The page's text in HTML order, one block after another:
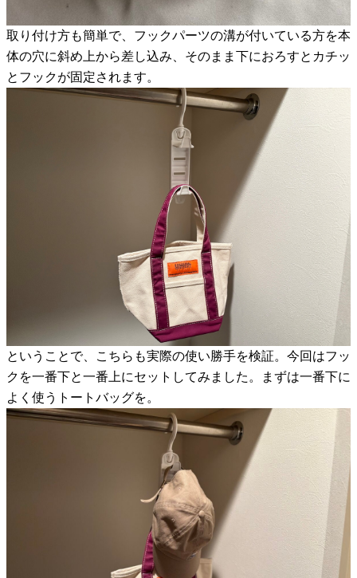
取り付け方も簡単で、フックパーツの溝が付いている方を本
体の穴に斜め上から差し込み、そのまま下におろすとカチッ
とフックが固定されます。
ということで、こちらも実際の使い勝手を検証。今回はフッ
クを一番下と一番上にセットしてみました。まずは一番下に
よく使うトートバッグを。